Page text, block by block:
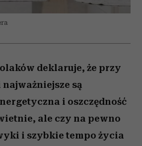
deklaruje, że przy
są
i oszczędność
ale czy na pewno
i szybkie tempo życia